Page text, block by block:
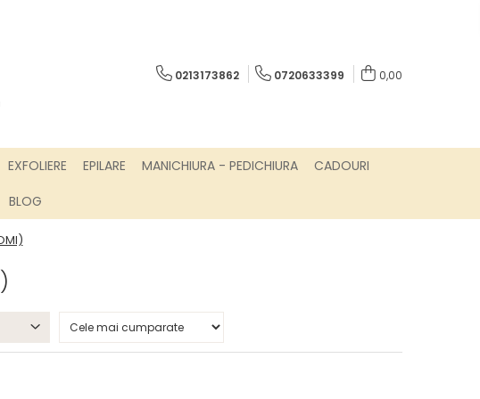
0213173862 0720633399 0,00
EXFOLIERE EPILARE MANICHIURA - PEDICHIURA
CADOURI
BLOG